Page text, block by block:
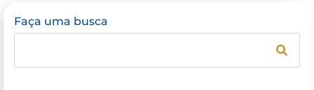
Faça uma busca